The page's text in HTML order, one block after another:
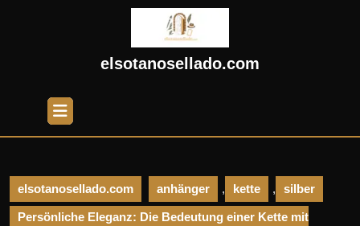
elsotanosellado.com
Open
Button
elsotanosellado.com anhänger , kette , silber
Persönliche Eleganz: Die Bedeutung einer Kette mit